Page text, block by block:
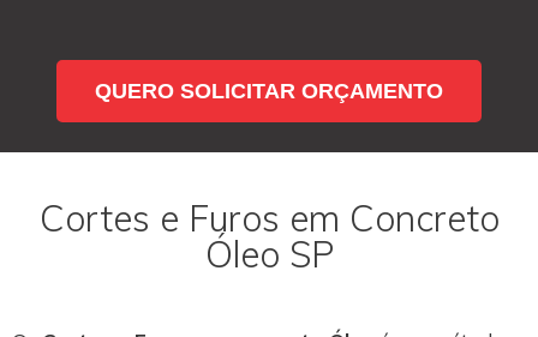
QUERO SOLICITAR ORÇAMENTO
Cortes e Furos em Concreto
Óleo SP